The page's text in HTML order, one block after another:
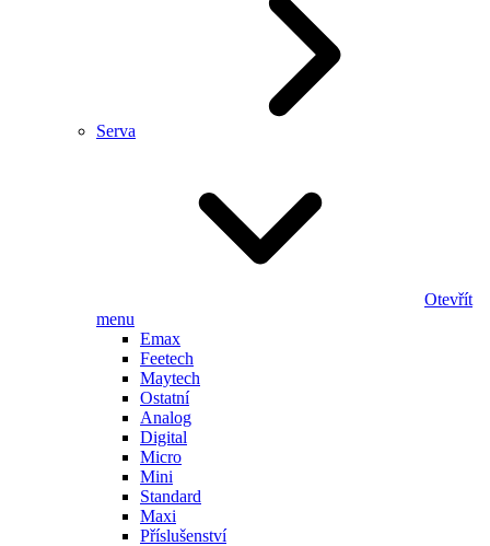
Serva
Otevřít
menu
Emax
Feetech
Maytech
Ostatní
Analog
Digital
Micro
Mini
Standard
Maxi
Příslušenství